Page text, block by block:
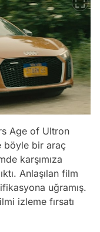
Age of Ultron
böyle bir araç
karşımıza
Anlaşılan film
uğramış.
izleme fırsatı